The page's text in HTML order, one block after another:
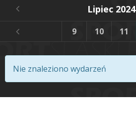
Lipiec 2024
9 10 11
Nie znaleziono wydarzeń